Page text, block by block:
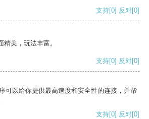
支持[0] 反对[0]
美，玩法丰富。
支持[0] 反对[0]
可以给你提供最高速度和安全性的连接，并帮
支持[0] 反对[0]